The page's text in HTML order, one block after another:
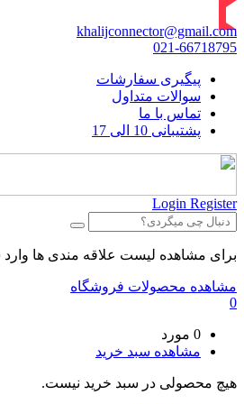
khalijconnector@gmail.com
021-66718795
پیگیری سفارشات
سوالات متداول
تماس با ما
پشتیبانی 10 الی 17
Login Register
برای مشاهده لیست علاقه مندی ها وارد
مشاهده محصولات فروشگاه
0
0 مورد
مشاهده سبد خرید
هیچ محصولی در سبد خرید نیست.